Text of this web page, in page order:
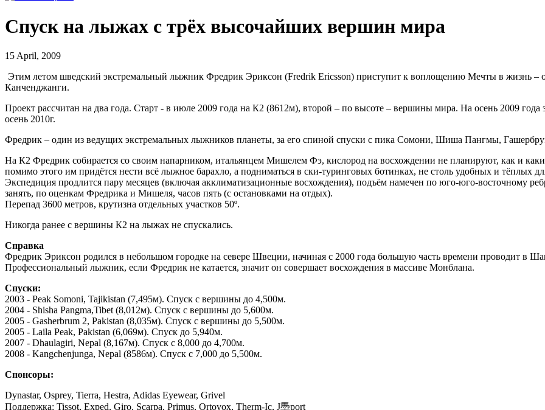
Спуск на лыжах с трёх высочайших вершин мира
15 April, 2009
Этим летом шведский экстремальный лыжник Фредрик Эриксон (Fredrik Ericsson) приступит к воплощению Мечты в жизнь –
Канченджанги.
Проект рассчитан на два года. Старт - в июле 2009 года на К2 (8612м), второй – по высоте – вершины мира. На осень 2009
осень 2010г.
Фредрик – один из ведущих экстремальных лыжников планеты, за его спиной спуски с пика Сомони, Шиша Пангмы,
На К2 Фредрик собирается со своим напарником, итальянцем Мишелем Фэ, кислород на восхождении не планируют, как и
помимо этого им придётся нести всё лыжное барахло, а подниматься в ски-туринговых ботинках, не столь удобных и тёплых
Экспедиция продлится пару месяцев (включая акклиматизационные восхождения), подъём намечен по юго-юго-восточному
занять, по оценкам Фредрика и Мишеля, часов пять (с остановками на отдых).
Перепад 3600 метров, крутизна отдельных участков 50º.
Никогда ранее с вершины К2 на лыжах не спускались.
Справка
Фредрик Эриксон родился в небольшом городке на севере Швеции, начиная с 2000 года большую часть времени проводит в
Профессиональный лыжник, если Фредрик не катается, значит он совершает восхождения в массиве Монблана.
Спуски:
2003 - Peak Somoni, Tajikistan (7,495м). Спуск с вершины до 4,500м.
2004 - Shisha Pangma,Tibet (8,012м). Спуск с вершины до 5,600м.
2005 - Gasherbrum 2, Pakistan (8,035м). Спуск с вершины до 5,500м.
2005 - Laila Peak, Pakistan (6,069м). Спуск до 5,940м.
2007 - Dhaulagiri, Nepal (8,167м). Спуск с 8,000 до 4,700м.
2008 - Kangchenjunga, Nepal (8586м). Спуск с 7,000 до 5,500м.
Спонсоры:
Dynastar, Osprey, Tierra, Hestra, Adidas Eyewear, Grivel
Поддержка: Tissot, Exped, Giro, Scarpa, Primus, Ortovox, Therm-Ic, J䭴port